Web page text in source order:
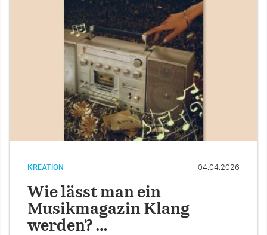
KREATION 04.04.2026
Wie lässt man ein
Musikmagazin Klang
werden? …